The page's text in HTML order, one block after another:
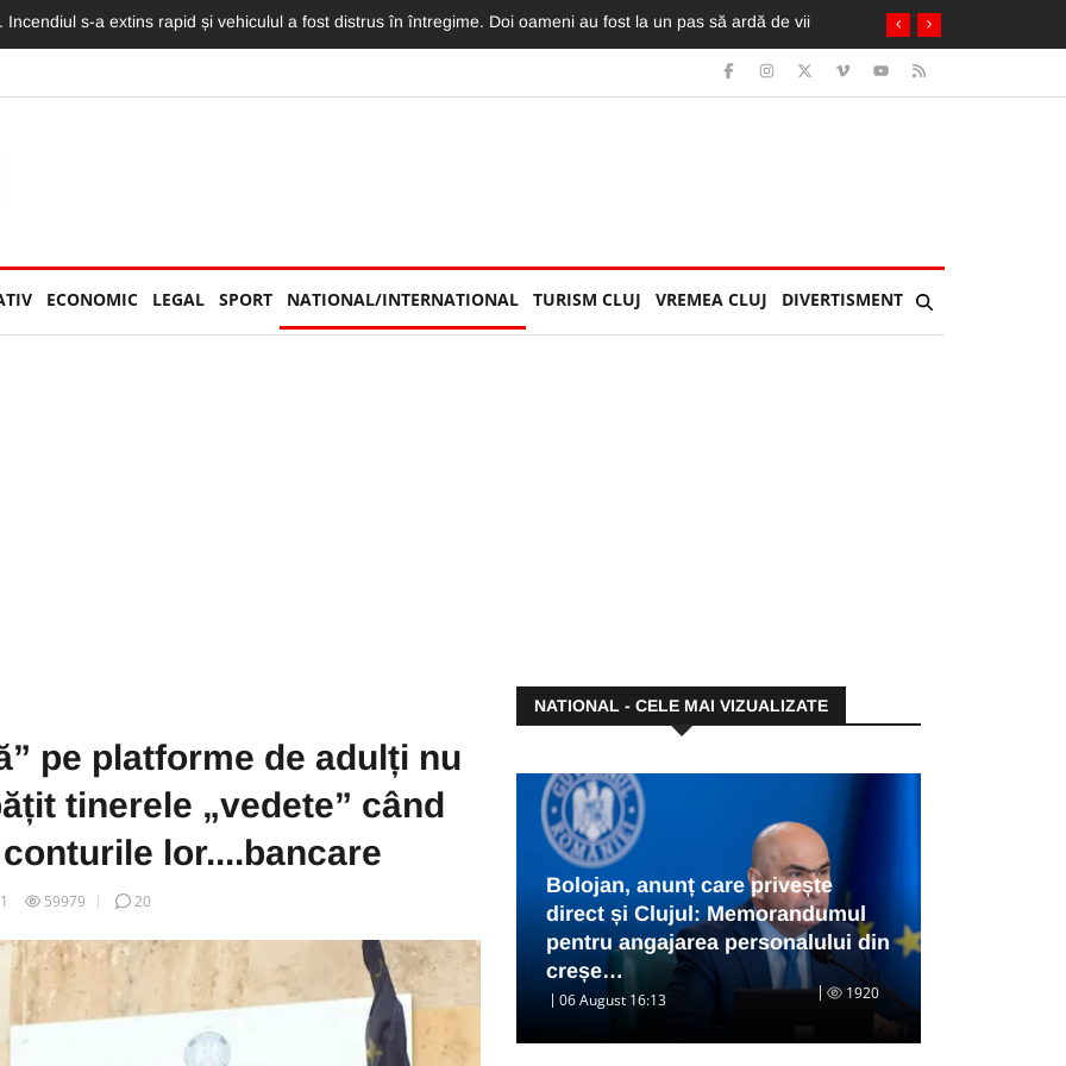
Pasagera din taxiul implicat în impactul cu o mașină a fost rănită. A fost extrasă de pompieri din taxi
ECONOMIC LEGAL SPORT NATIONAL/INTERNATIONAL TURISM CLUJ VREMEA CLUJ DIVERTISMENT
pe platforme de adulți nu
tinerele „vedete” când
lor....bancare
59979 20
NATIONAL - CELE MAI VIZUALIZATE
Bolojan, anunț care privește
direct și Clujul: Memorandumul
pentru angajarea personalului din
creșe…
06 August 16:13 1920